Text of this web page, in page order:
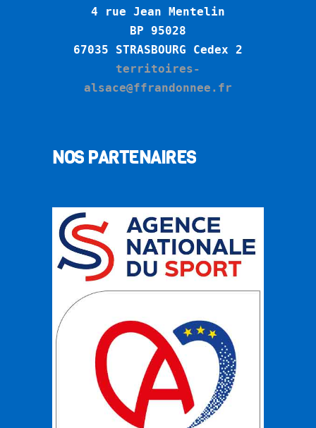
4 rue Jean Mentelin
BP 95028
67035 STRASBOURG Cedex 2
territoires-
alsace@ffrandonnee.fr
NOS PARTENAIRES